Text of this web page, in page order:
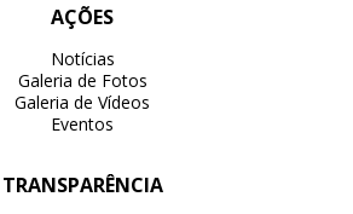
AÇÕES
Notícias
Galeria de Fotos
Galeria de Vídeos
Eventos
TRANSPARÊNCIA